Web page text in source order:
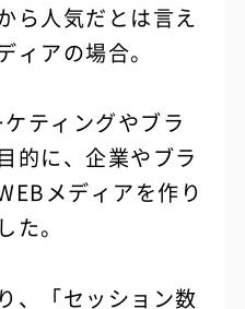
ら人気だとは言え
ィアの場合。
ティングやブラ
的に、企業やブラ
メディアを作り
。
、「セッション数